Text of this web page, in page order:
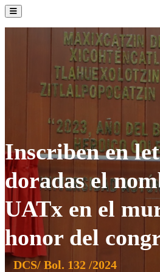
La Institución
Admisión
Oferta Académica
Servicios
Comunidad UATx
Inscriben en
doradas el
UATx en el
honor del
DCS/ Bol. 132 /2024